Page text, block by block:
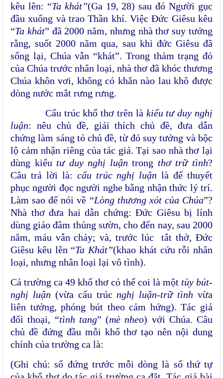
kêu lên: “Ta khát”(Ga 19, 28) sau đó Người gục
đầu xuống và trao Thần khí. Việc Đức Giêsu kêu
“Ta khát” đã 2000 năm, nhưng nhà thơ suy tưởng
rằng, suốt 2000 năm qua, sau khi đức Giêsu đã
sống lại, Chúa vẫn “khát”. Trong thảm trạng đó
của Chúa trước nhân loại, nhà thơ đã khóc thương
Chúa khôn vơi, không có khăn nào lau khô được
dòng nước mắt rưng rưng.
Cấu trúc khổ thơ trên là kiểu tư duy nghị
luận: nêu chủ đề, giải thích chủ đề, đưa dẫn
chứng làm sáng tỏ chủ đề, từ đó suy tưởng và bộc
lộ cảm nhận riêng của tác giả. Tại sao nhà thơ lại
dùng kiểu tư duy nghị luận trong thơ trữ tình?
Câu trả lời là: cấu trúc nghị luận là để thuyết
phục người đọc người nghe bằng nhận thức lý trí.
Làm sao để nói về “Lòng thương xót của Chúa”?
Nhà thơ đưa hai dẫn chứng: Đức Giêsu bị lính
dùng giáo đâm thủng sườn, cho đến nay, sau 2000
năm, máu vẫn chảy; và, trước lúc tắt thở, Đức
Giêsu kêu lên “Ta Khát”(khao khát cứu rỗi nhân
loại, nhưng nhân loại lại vô tình).
Cả trường ca 49 khổ thơ có thể coi là một tùy bút-
nghị luận (vừa cấu trúc nghị luận-trữ tình vừa
liên tưởng, phóng bút theo cảm hứng). Tác giả
đối thoại, “tình tang” (mè nheo) với Chúa. Câu
chủ đề đứng đầu mỗi khổ thơ tạo nên nội dung
chính của trường ca là:
(Ghi chú: số đứng trước mỗi dòng là số thứ tự